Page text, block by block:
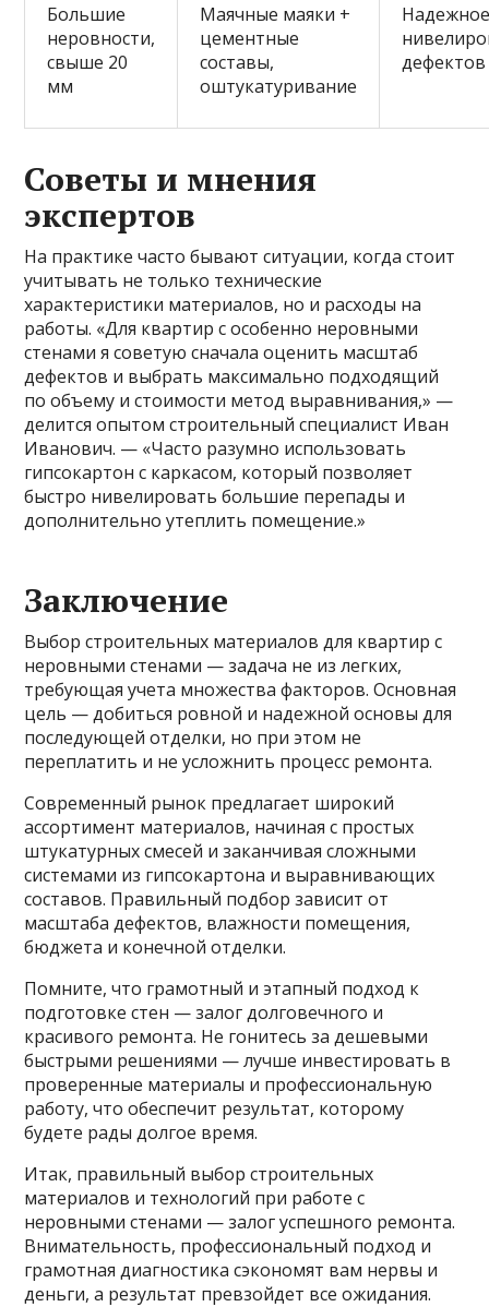
Большие
неровности,
свыше 20
мм
Маячные маяки +
цементные
составы,
оштукатуривание
дефектов
Советы и мнения
экспертов
На практике часто бывают ситуации, когда стоит
учитывать не только технические
характеристики материалов, но и расходы на
работы. «Для квартир с особенно неровными
стенами я советую сначала оценить масштаб
дефектов и выбрать максимально подходящий
по объему и стоимости метод выравнивания,» —
делится опытом строительный специалист Иван
Иванович. — «Часто разумно использовать
гипсокартон с каркасом, который позволяет
быстро нивелировать большие перепады и
дополнительно утеплить помещение.»
Заключение
Выбор строительных материалов для квартир с
неровными стенами — задача не из легких,
требующая учета множества факторов. Основная
цель — добиться ровной и надежной основы для
последующей отделки, но при этом не
переплатить и не усложнить процесс ремонта.
Современный рынок предлагает широкий
ассортимент материалов, начиная с простых
штукатурных смесей и заканчивая сложными
системами из гипсокартона и выравнивающих
составов. Правильный подбор зависит от
масштаба дефектов, влажности помещения,
бюджета и конечной отделки.
Помните, что грамотный и этапный подход к
подготовке стен — залог долговечного и
красивого ремонта. Не гонитесь за дешевыми
быстрыми решениями — лучше инвестировать в
проверенные материалы и профессиональную
работу, что обеспечит результат, которому
будете рады долгое время.
Итак, правильный выбор строительных
материалов и технологий при работе с
неровными стенами — залог успешного ремонта.
Внимательность, профессиональный подход и
грамотная диагностика сэкономят вам нервы и
деньги, а результат превзойдет все ожидания.